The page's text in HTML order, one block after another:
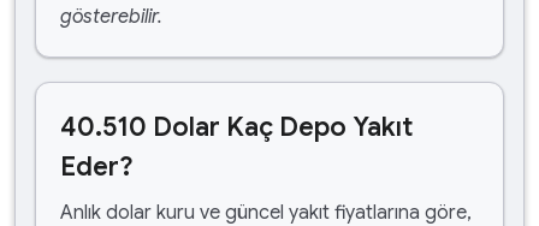
gösterebilir.
40.510 Dolar Kaç Depo Yakıt
Eder?
Anlık dolar kuru ve güncel yakıt fiyatlarına göre,